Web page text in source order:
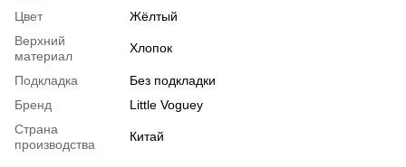
Цвет
Жёлтый
Верхний
материал
Хлопок
Подкладка
Без подкладки
Бренд
Little Voguey
Страна
производства
Китай